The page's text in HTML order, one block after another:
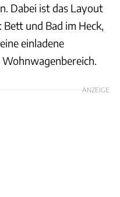
Dabei ist das Layout
und Bad im Heck,
einladene
ANZEIGE